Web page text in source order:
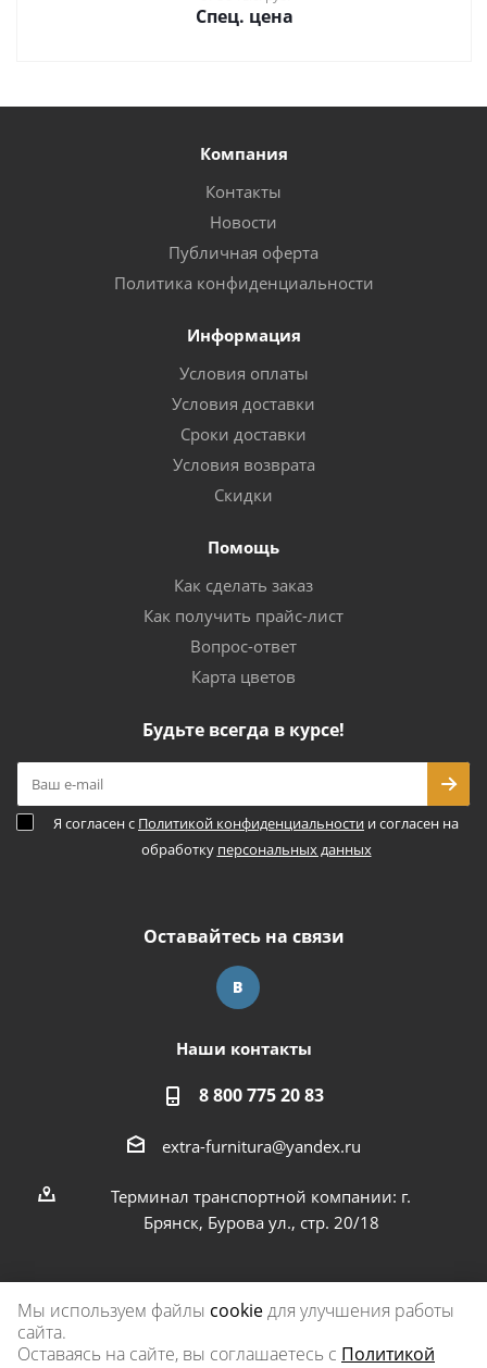
Спец. цена
Компания
Контакты
Новости
Публичная оферта
Политика конфиденциальности
Информация
Условия оплаты
Условия доставки
Сроки доставки
Условия возврата
Скидки
Помощь
Как сделать заказ
Как получить прайс-лист
Вопрос-ответ
Карта цветов
Будьте всегда в курсе!
Я согласен с Политикой конфиденциальности и согласен на
обработку персональных данных
Оставайтесь на связи
Наши контакты
8 800 775 20 83
extra-furnitura@yandex.ru
Терминал транспортной компании: г.
Брянск, Бурова ул., стр. 20/18
Мы используем файлы cookieдля улучшения работы
сайта.
Оставаясь на сайте, вы соглашаетесь с Политикой